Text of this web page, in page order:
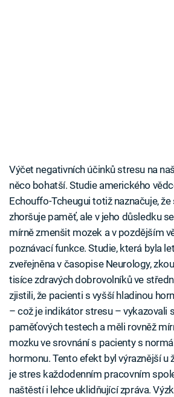
Výčet negativních účinků stresu na
něco bohatší. Studie amerického
Echouffo-Tcheugui totiž naznačuje,
zhoršuje paměť, ale v jeho důsledku
mírně zmenšit mozek a v pozdějším
poznávací funkce. Studie, která byla
zveřejněna v časopise Neurology,
tisíce zdravých dobrovolníků ve
zjistili, že pacienti s vyšší hladinou
– což je indikátor stresu – vykazovali
paměťových testech a měli rovněž
mozku ve srovnání s pacienty s
hormonu. Tento efekt byl výraznější u
je stres každodenním pracovním
naštěstí i lehce uklidňující zpráva.